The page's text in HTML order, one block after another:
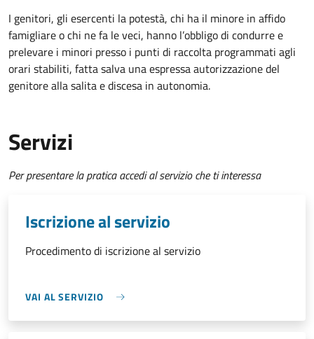
I genitori, gli esercenti la potestà, chi ha il minore in affido
famigliare o chi ne fa le veci, hanno l’obbligo di condurre e
prelevare i minori presso i punti di raccolta programmati agli
orari stabiliti, fatta salva una espressa autorizzazione del
genitore alla salita e discesa in autonomia.
Servizi
Per presentare la pratica accedi al servizio che ti interessa
Iscrizione al servizio
Procedimento di iscrizione al servizio
VAI AL SERVIZIO